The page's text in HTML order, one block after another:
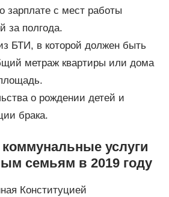
зарплате с мест работы
за полгода.
БТИ, в которой должен быть
метраж квартиры или дома
о рождении детей и
брака.
услуги
семьям в 2019 году
Конституцией